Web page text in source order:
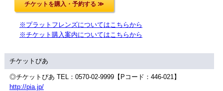
※プラットフレンズについてはこちらから
※チケット購入案内についてはこちらから
チケットぴあ
◎チケットぴあ TEL：0570-02-9999【Pコード：446-021】
http://pia.jp/